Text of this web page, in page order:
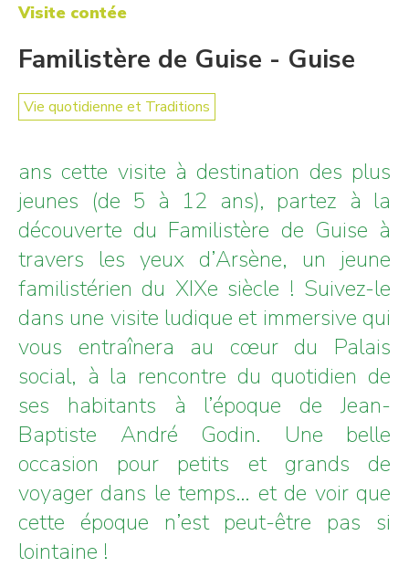
Visite contée
Familistère de Guise - Guise
Vie quotidienne et Traditions
ans cette visite à destination des plus
jeunes (de 5 à 12 ans), partez à la
découverte du Familistère de Guise à
travers les yeux d’Arsène, un jeune
familistérien du XIXe siècle ! Suivez-le
dans une visite ludique et immersive qui
vous entraînera au cœur du Palais
social, à la rencontre du quotidien de
ses habitants à l’époque de Jean-
Baptiste André Godin. Une belle
occasion pour petits et grands de
voyager dans le temps… et de voir que
cette époque n’est peut-être pas si
lointaine !